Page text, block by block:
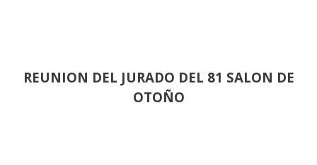
REUNION DEL JURADO DEL 81 SALON DE
OTOÑO